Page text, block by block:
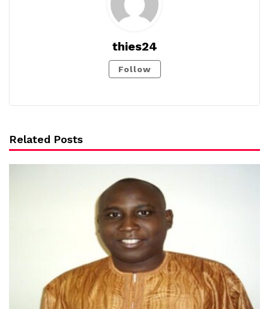
thies24
Follow
Related Posts